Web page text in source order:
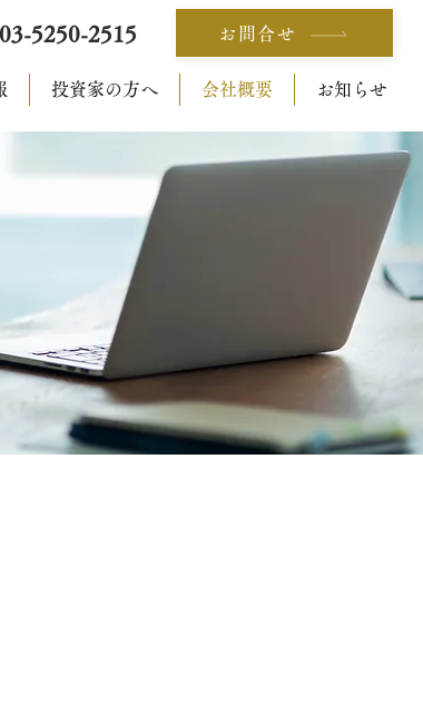
03-5250-2515 お問合せ
投資家の方へ 会社概要 お知らせ